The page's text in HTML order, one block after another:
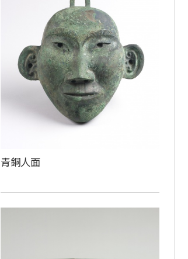
青銅人面